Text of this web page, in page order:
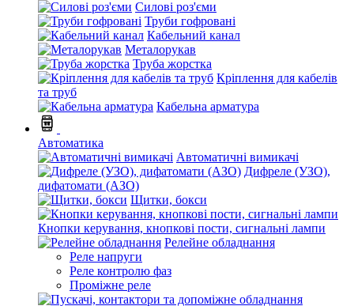
Силові роз'єми
Труби гофровані
Кабельний канал
Металорукав
Труба жорстка
Кріплення для кабелів
та труб
Кабельна арматура
Автоматика
Автоматичні вимикачі
Дифреле (УЗО),
дифатомати (АЗО)
Щитки, бокси
Кнопки керування, кнопкові пости, сигнальні лампи
Релейне обладнання
Реле напруги
Реле контролю фаз
Проміжне реле